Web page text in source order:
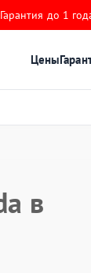
Гарантия до 1
Цены
в